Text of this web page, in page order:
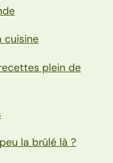
cuisine
plein de
la brûlé là ?